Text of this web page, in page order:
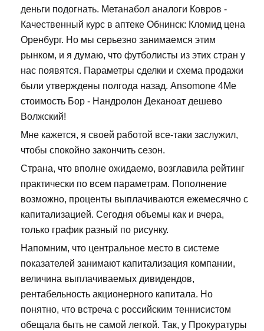
деньги подогнать. Метанабол аналоги Ковров -
Качественный курс в аптеке Обнинск: Кломид цена
Оренбург. Но мы серьезно занимаемся этим
рынком, и я думаю, что футболисты из этих стран у
нас появятся. Параметры сделки и схема продажи
были утверждены полгода назад. Ansomone 4Me
стоимость Бор - Нандролон Деканоат дешево
Волжский!
Мне кажется, я своей работой все-таки заслужил,
чтобы спокойно закончить сезон.
Страна, что вполне ожидаемо, возглавила рейтинг
практически по всем параметрам. Пополнение
возможно, проценты выплачиваются ежемесячно с
капитализацией. Сегодня объемы как и вчера,
только график разный по рисунку.
Напомним, что центральное место в системе
показателей занимают капитализация компании,
величина выплачиваемых дивидендов,
рентабельность акционерного капитала. Но
понятно, что встреча с российским теннисистом
обещала быть не самой легкой. Так, у Прокуратуры